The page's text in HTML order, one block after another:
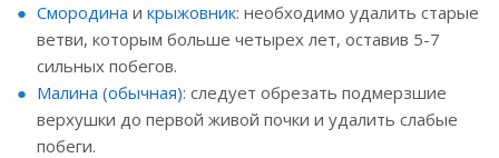
Смородина и крыжовник: необходимо удалить старые
ветви, которым больше четырех лет, оставив 5-7
сильных побегов.
Малина (обычная): следует обрезать подмерзшие
верхушки до первой живой почки и удалить слабые
побеги.